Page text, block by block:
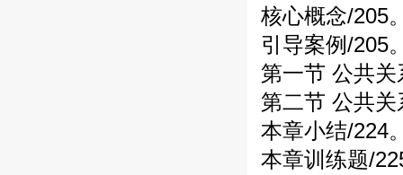
核心概念/205
引导案例/205
第一节 公共
第二节 公共
本章小结/224
本章训练题/